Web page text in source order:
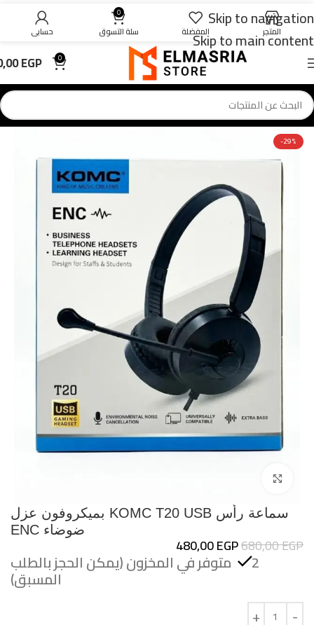
Skip to navigation
Skip to main content
0
EGP
-29%
سماعة رأس KOMC T20 USB بميكروفون عزل
ضوضاء ENC
680,00EGP
480,00EGP
2 متوفر في المخزون (يمكن الحجز بالطلب
المسبق)
المتجر المفضلة
0
سلة التسوق حسابي